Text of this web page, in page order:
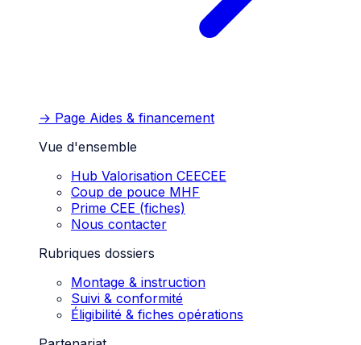
→ Page Aides & financement
Vue d'ensemble
Hub Valorisation CEECEE
Coup de pouce MHF
Prime CEE (fiches)
Nous contacter
Rubriques dossiers
Montage & instruction
Suivi & conformité
Éligibilité & fiches opérations